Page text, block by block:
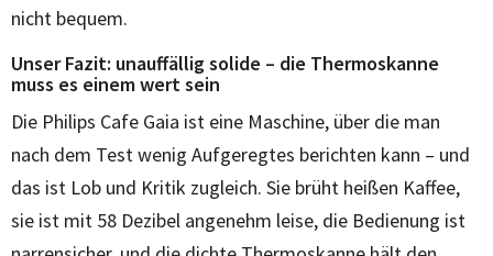
nicht bequem.
Unser Fazit: unauffällig solide – die Thermoskanne
muss es einem wert sein
Die Philips Cafe Gaia ist eine Maschine, über die man
nach dem Test wenig Aufgeregtes berichten kann – und
das ist Lob und Kritik zugleich. Sie brüht heißen Kaffee,
sie ist mit 58 Dezibel angenehm leise, die Bedienung ist